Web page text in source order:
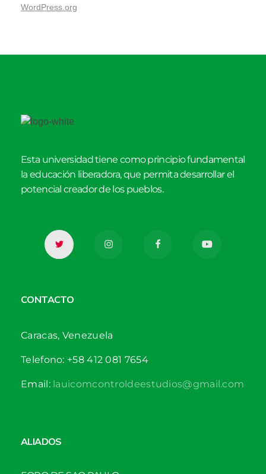
WordPress.org
Esta universidad tiene como principio fundamental
la educación liberadora, que permita desarrollar el
potencial creador de los pueblos.
CONTACTO
Caracas, Venezuela
Telefono: +58 412 081 7654
Email:lauicomcontroldeestudios@gmail.com
ALIADOS